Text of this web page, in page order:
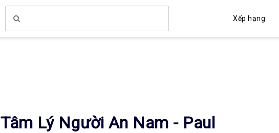
Xếp hạng
Tâm Lý Người An Nam - Paul